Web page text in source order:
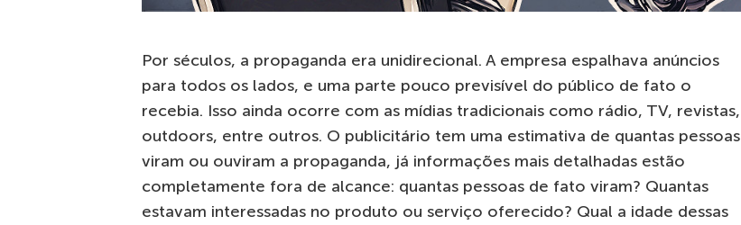
Por séculos, a propaganda era unidirecional. A empresa espalhava anúncios
para todos os lados, e uma parte pouco previsível do público de fato o
recebia. Isso ainda ocorre com as mídias tradicionais como rádio, TV, revistas,
outdoors, entre outros. O publicitário tem uma estimativa de quantas pessoas
viram ou ouviram a propaganda, já informações mais detalhadas estão
completamente fora de alcance: quantas pessoas de fato viram? Quantas
estavam interessadas no produto ou serviço oferecido? Qual a idade dessas